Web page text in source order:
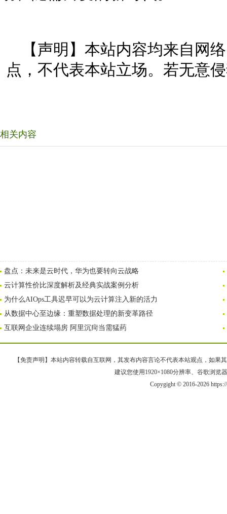
【声明】本站内容均来自网
点，不代表本站立场。若无意
相关内容
盘点：未来是云时代，华为也要转向云战略
云计算性价比深度解析及经典实战案例分析
为什么AIOps工具迟早可以为云计算注入新的活力
从数据中心至边缘：重塑数据处理的新变革路径
互联网企业连续塌房 阿里沉疴当需猛药
【免责声明】本站内容转载自互联网，其发布内容言论不代表本站观点，如果
建议您使用1920×1080分辨率、谷歌浏览
Copygight © 2016-2026